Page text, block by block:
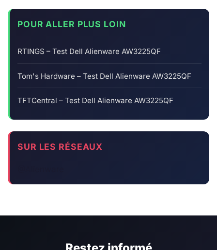
POUR ALLER PLUS LOIN
RTINGS – Test Dell Alienware AW3225QF
Tom's Hardware – Test Dell Alienware AW3225QF
TFTCentral – Test Dell Alienware AW3225QF
SUR LES RÉSEAUX